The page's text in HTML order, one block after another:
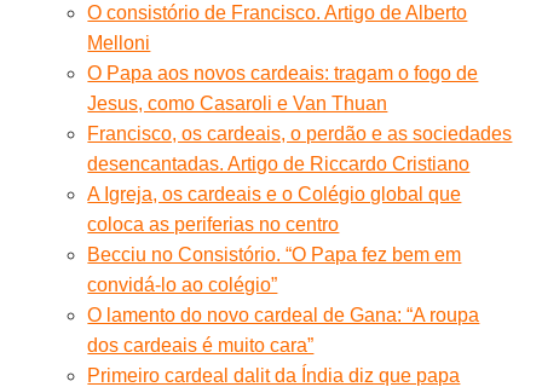
O consistório de Francisco. Artigo de Alberto
Melloni
O Papa aos novos cardeais: tragam o fogo de
Jesus, como Casaroli e Van Thuan
Francisco, os cardeais, o perdão e as sociedades
desencantadas. Artigo de Riccardo Cristiano
A Igreja, os cardeais e o Colégio global que
coloca as periferias no centro
Becciu no Consistório. “O Papa fez bem em
convidá-lo ao colégio”
O lamento do novo cardeal de Gana: “A roupa
dos cardeais é muito cara”
Primeiro cardeal dalit da Índia diz que papa